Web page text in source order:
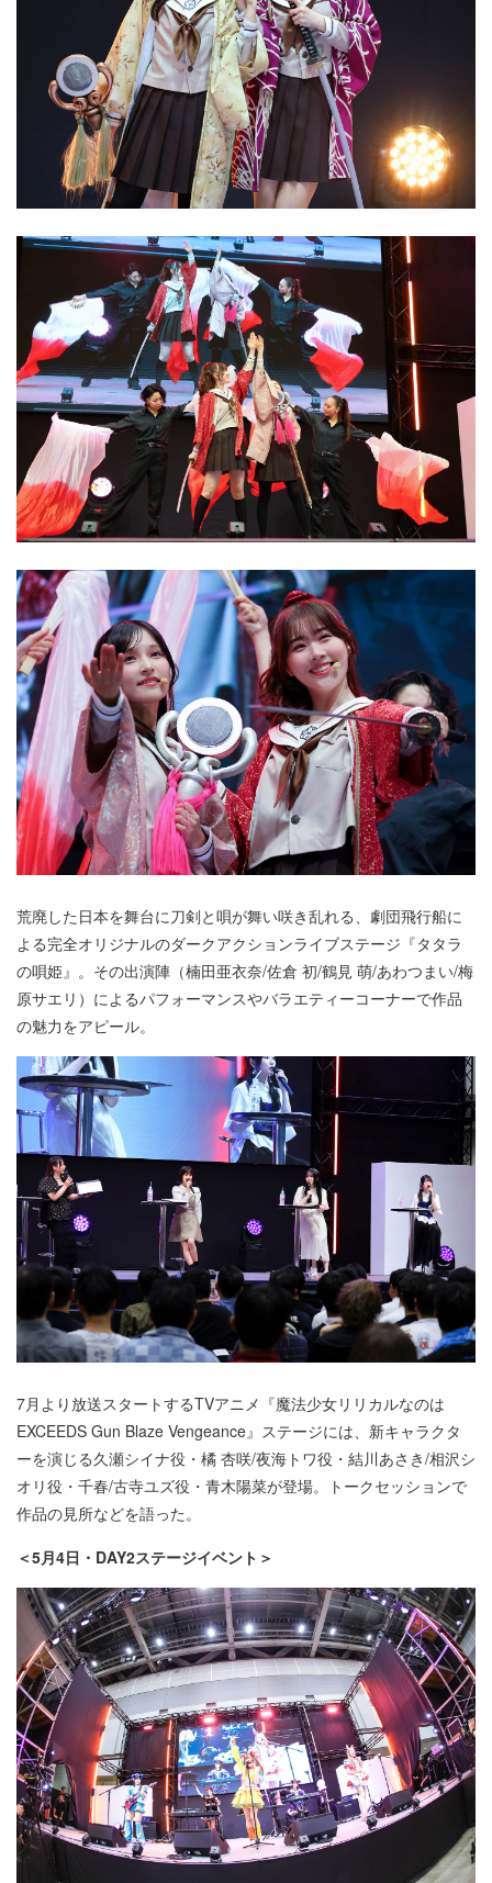
荒廃した日本を舞台に刀剣と唄が舞い咲き乱れる、劇団飛行船に
よる完全オリジナルのダークアクションライブステージ『タタラ
の唄姫』。その出演陣（楠田亜衣奈/佐倉 初/鶴見 萌/あわつまい/梅
原サエリ）によるパフォーマンスやバラエティーコーナーで作品
の魅力をアピール。
7月より放送スタートするTVアニメ『魔法少女リリカルなのは
EXCEEDS Gun Blaze Vengeance』ステージには、新キャラクタ
ーを演じる久瀬シイナ役・橘 杏咲/夜海トワ役・結川あさき/相沢シ
オリ役・千春/古寺ユズ役・青木陽菜が登場。トークセッションで
作品の見所などを語った。
＜5月4日・DAY2ステージイベント＞